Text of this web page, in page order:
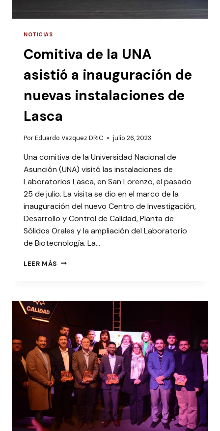
NOTICIAS
Comitiva de la UNA
asistió a inauguración de
nuevas instalaciones de
Lasca
PorEduardo Vazquez DRIC julio 26, 2023
Una comitiva de la Universidad Nacional de
Asunción (UNA) visitó las instalaciones de
Laboratorios Lasca, en San Lorenzo, el pasado
25 de julio. La visita se dio en el marco de la
inauguración del nuevo Centro de Investigación,
Desarrollo y Control de Calidad, Planta de
Sólidos Orales y la ampliación del Laboratorio
de Biotecnología. La…
LEER MÁS COMITIVA
ASISTIÓ
DE
NUEVAS
INSTALACIONES
DE
LASCA